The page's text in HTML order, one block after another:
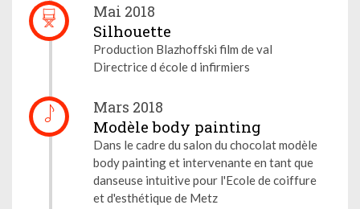
Mai 2018
Silhouette
Production Blazhoffski film de val
Directrice d école d infirmiers
Mars 2018
Modèle body painting
Dans le cadre du salon du chocolat modèle
body painting et intervenante en tant que
danseuse intuitive pour l'Ecole de coiffure
et d'esthétique de Metz